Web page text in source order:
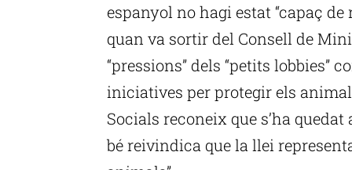
espanyol no hagi estat “capaç
quan va sortir del Consell de
“pressions” dels “petits lobbies”
iniciatives per protegir els
Socials reconeix que s’ha
bé reivindica que la llei